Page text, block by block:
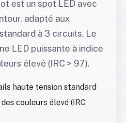
est un spot LED avec
adapté aux
à 3 circuits. Le
LED puissante à indice
élevé (IRC > 97).
haute tension standard
couleurs élevé (IRC